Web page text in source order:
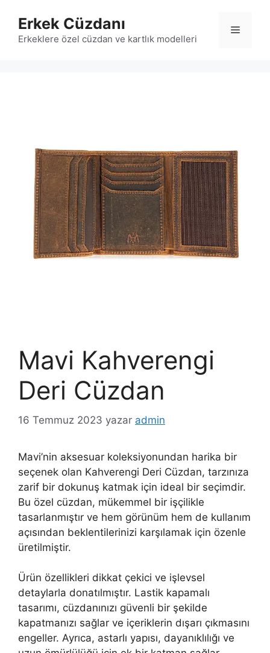
Erkek Cüzdanı
Erkeklere özel cüzdan ve kartlık modelleri
Menü
Mavi Kahverengi
Deri Cüzdan
16 Temmuz 2023 yazar admin
Mavi’nin aksesuar koleksiyonundan harika bir
seçenek olan Kahverengi Deri Cüzdan, tarzınıza
zarif bir dokunuş katmak için ideal bir seçimdir.
Bu özel cüzdan, mükemmel bir işçilikle
tasarlanmıştır ve hem görünüm hem de kullanım
açısından beklentilerinizi karşılamak için özenle
üretilmiştir.
Ürün özellikleri dikkat çekici ve işlevsel
detaylarla donatılmıştır. Lastik kapamalı
tasarımı, cüzdanınızı güvenli bir şekilde
kapatmanızı sağlar ve içeriklerin dışarı çıkmasını
engeller. Ayrıca, astarlı yapısı, dayanıklılığı ve